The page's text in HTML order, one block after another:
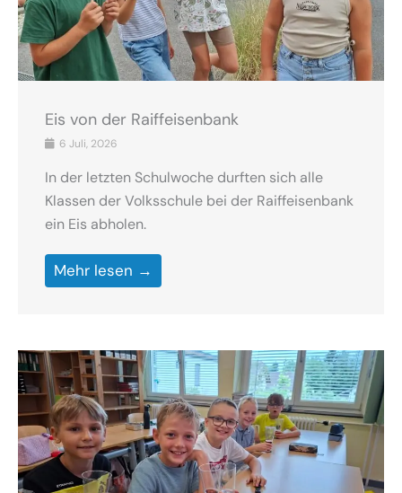
Eis von der Raiffeisenbank
6 Juli, 2026
In der letzten Schulwoche durften sich alle
Klassen der Volksschule bei der Raiffeisenbank
ein Eis abholen.
Mehr lesen →